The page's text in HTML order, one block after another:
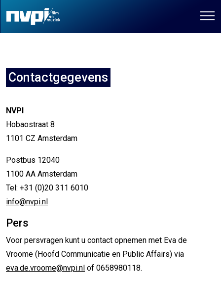
Contactgegevens
NVPI
Hobaostraat 8
1101 CZ Amsterdam
Postbus 12040
1100 AA Amsterdam
Tel: +31 (0)20 311 6010
info@nvpi.nl
Pers
Voor persvragen kunt u contact opnemen met Eva de
Vroome (Hoofd Communicatie en Public Affairs) via
eva.de.vroome@nvpi.nl of 0658980118.